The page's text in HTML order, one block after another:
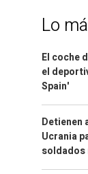
Lo
El coche
el
Spain'
Detienen
Ucrania
soldados